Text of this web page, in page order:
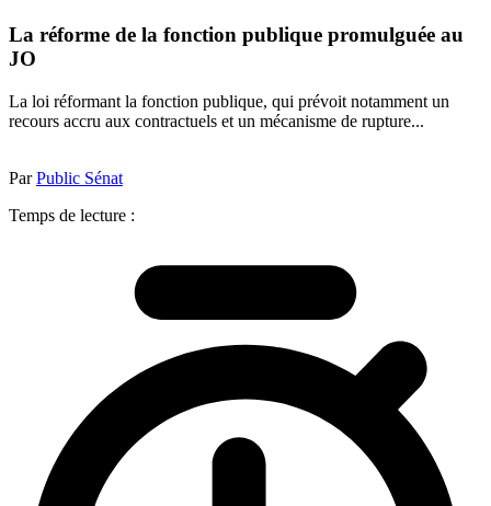
La réforme de la fonction publique promulguée au
JO
La loi réformant la fonction publique, qui prévoit notamment un
recours accru aux contractuels et un mécanisme de rupture...
ParPublic Sénat
Temps de lecture :